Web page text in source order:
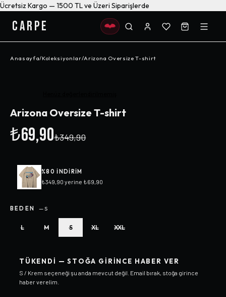
Ücretsiz Kargo — 1500 TL ve Üzeri Siparişlerde
CARPE
Anasayfa/Koleksiyonlar/Arizona Oversize T-shirt
Arizona Oversize T-shirt
₺69,90₺349,90
%80 INDIRIM
₺349,90 yerine ₺69,90
BEDEN —S
L M S XL XXL
TÜKENDI — STOĞA GIRINCE HABER VER
S / Krem seçeneği şu anda mevcut değil. Email bırak, stoğa girince
haber verelim.